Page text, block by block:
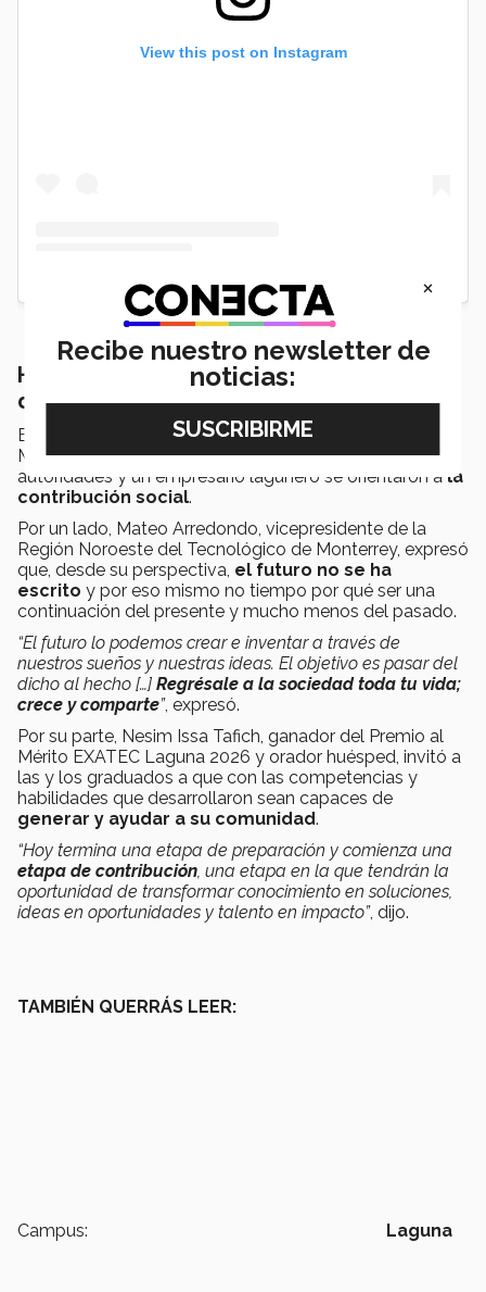
View this post on Instagram
Hacia la contribución: egresados habrán
de contribuir a la sociedad
En la ceremonia de graduación junio 2026 del Tec de
Monterrey campus Laguna los discursos a cargo de
autoridades y un empresario lagunero se orientaron a la
contribución social.
Por un lado, Mateo Arredondo, vicepresidente de la
Región Noroeste del Tecnológico de Monterrey, expresó
que, desde su perspectiva, el futuro no se ha
escrito y por eso mismo no tiempo por qué ser una
continuación del presente y mucho menos del pasado.
“El futuro lo podemos crear e inventar a través de
nuestros sueños y nuestras ideas. El objetivo es pasar del
dicho al hecho […] Regrésale a la sociedad toda tu vida;
crece y comparte”, expresó.
Por su parte, Nesim Issa Tafich, ganador del Premio al
Mérito EXATEC Laguna 2026 y orador huésped, invitó a
las y los graduados a que con las competencias y
habilidades que desarrollaron sean capaces de
generar y ayudar a su comunidad.
“Hoy termina una etapa de preparación y comienza una
etapa de contribución, una etapa en la que tendrán la
oportunidad de transformar conocimiento en soluciones,
ideas en oportunidades y talento en impacto”, dijo.
TAMBIÉN QUERRÁS LEER:
Campus: Laguna
×
Recibe nuestro newsletter de
noticias: